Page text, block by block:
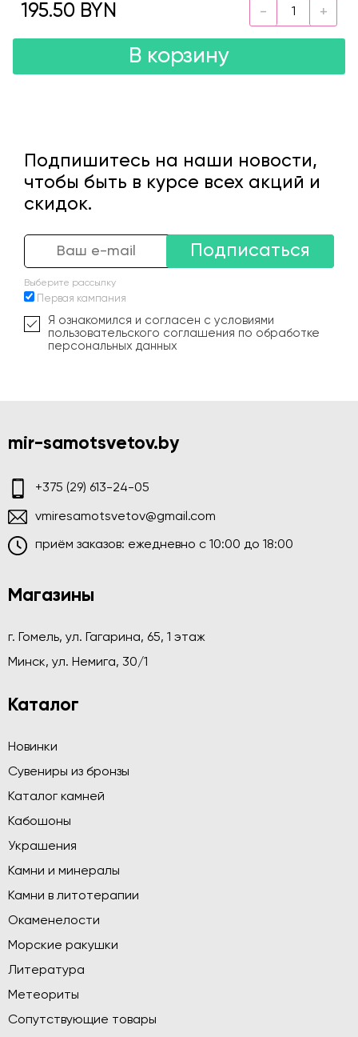
195.50 BYN
В корзину
Подпишитесь на наши новости,
чтобы быть в курсе всех акций и
скидок.
Подписаться
Выберите рассылку
Первая кампания
Я ознакомился и согласен с условиями
пользовательского соглашения по обработке
персональных данных
mir-samotsvetov.by
+375 (29) 613-24-05
vmiresamotsvetov@gmail.com
приём заказов: ежедневно c 10:00 до 18:00
Магазины
г. Гомель, ул. Гагарина, 65, 1 этаж
Минск, ул. Немига, 30/1
Каталог
Новинки
Сувениры из бронзы
Каталог камней
Кабошоны
Украшения
Камни и минералы
Камни в литотерапии
Окаменелости
Морские ракушки
Литература
Метеориты
Сопутствующие товары